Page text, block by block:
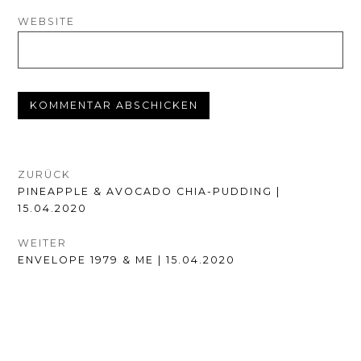
WEBSITE
BEITRAGSNAVIGATION
ZURÜCK
VORHERIGER
BEITRAG:
PINEAPPLE & AVOCADO CHIA-PUDDING |
15.04.2020
WEITER
NÄCHSTER
ENVELOPE 1979 & ME | 15.04.2020